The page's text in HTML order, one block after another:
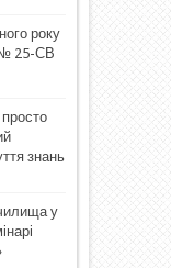
року
№ 25-СВ
знань
у